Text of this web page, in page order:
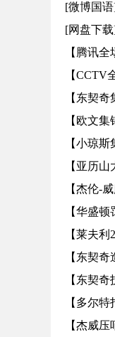
[微博国
[网盘下
【腾讯
【CCTV
【东契
【欧文
【小琼
【亚历
【杰伦-
【华盛
【莱夫
【东契
【东契
【多尔
【杰威